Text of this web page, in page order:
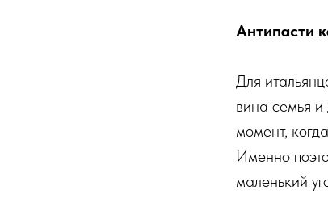
Антипасти
Для
вина семья и
момент,
Именно
маленький